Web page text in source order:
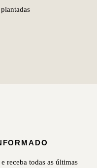
receba todas as últimas